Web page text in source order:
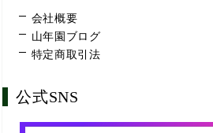
会社概要
山年園ブログ
特定商取引法
公式SNS